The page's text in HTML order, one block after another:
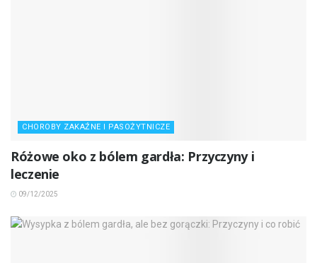
CHOROBY ZAKAŹNE I PASOŻYTNICZE
Różowe oko z bólem gardła: Przyczyny i
leczenie
09/12/2025